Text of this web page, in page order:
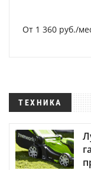
От 1 360 руб./
ТЕХНИКА